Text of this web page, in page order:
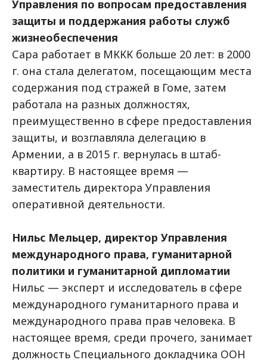
Управления по вопросам предоставления
защиты и поддержания работы служб
жизнеобеспечения
Сара работает в МККК больше 20 лет: в 2000
г. она стала делегатом, посещающим места
содержания под стражей в Гоме, затем
работала на разных должностях,
преимущественно в сфере предоставления
защиты, и возглавляла делегацию в
Армении, а в 2015 г. вернулась в штаб-
квартиру. В настоящее время —
заместитель директора Управления
оперативной деятельности.
Нильс Мельцер, директор Управления
международного права, гуманитарной
политики и гуманитарной дипломатии
Нильс — эксперт и исследователь в сфере
международного гуманитарного права и
международного права прав человека. В
настоящее время, среди прочего, занимает
должность Специального докладчика ООН